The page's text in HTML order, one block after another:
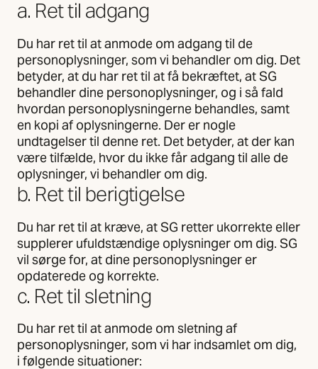
a. Ret til adgang
Du har ret til at anmode om adgang til de
personoplysninger, som vi behandler om dig. Det
betyder, at du har ret til at få bekræftet, at SG
behandler dine personoplysninger, og i så fald
hvordan personoplysningerne behandles, samt
en kopi af oplysningerne. Der er nogle
undtagelser til denne ret. Det betyder, at der kan
være tilfælde, hvor du ikke får adgang til alle de
oplysninger, vi behandler om dig.
b. Ret til berigtigelse
Du har ret til at kræve, at SG retter ukorrekte eller
supplerer ufuldstændige oplysninger om dig. SG
vil sørge for, at dine personoplysninger er
opdaterede og korrekte.
c. Ret til sletning
Du har ret til at anmode om sletning af
personoplysninger, som vi har indsamlet om dig,
i følgende situationer: